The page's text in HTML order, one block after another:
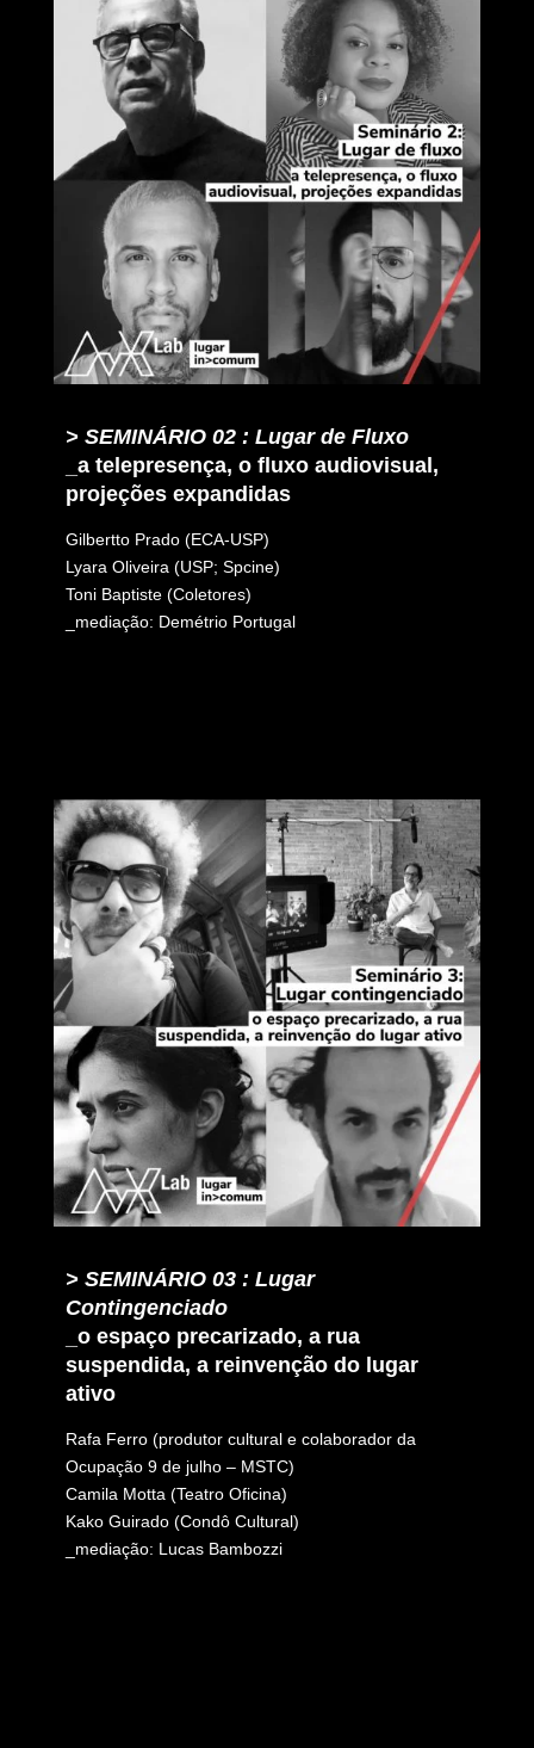
> SEMINÁRIO 02 : Lugar de Fluxo
_a telepresença, o fluxo audiovisual,
projeções expandidas
Gilbertto Prado (ECA-USP)
Lyara Oliveira (USP; Spcine)
Toni Baptiste (Coletores)
_mediação: Demétrio Portugal
> SEMINÁRIO 03 : Lugar
Contingenciado
_o espaço precarizado, a rua
suspendida, a reinvenção do lugar
ativo
Rafa Ferro (produtor cultural e colaborador da
Ocupação 9 de julho – MSTC)
Camila Motta (Teatro Oficina)
Kako Guirado (Condô Cultural)
_mediação: Lucas Bambozzi